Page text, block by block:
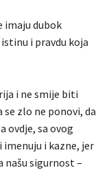
imaju dubok
i pravdu koja
i ne smije biti
zlo ne ponovi, da
ovdje, sa ovog
imenuju i kazne, jer
našu sigurnost –